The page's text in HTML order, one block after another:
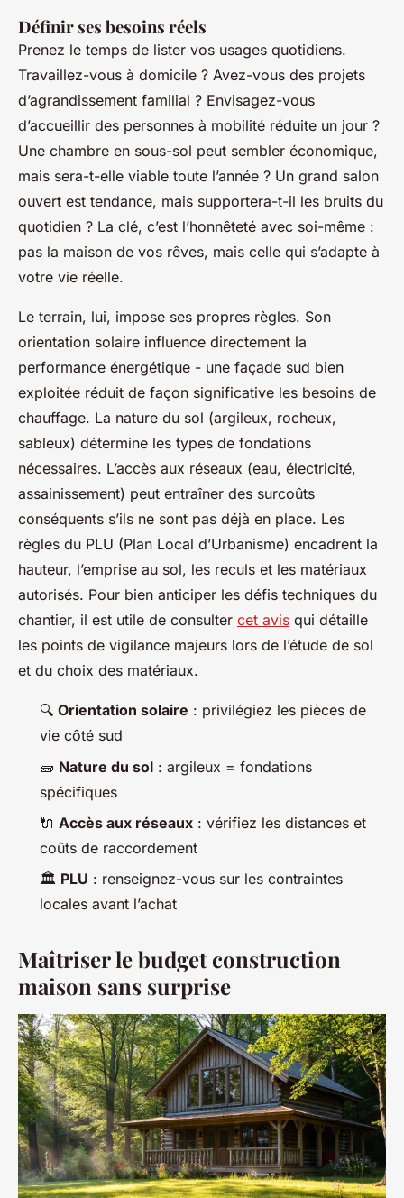
Définir ses besoins réels
Prenez le temps de lister vos usages quotidiens.
Travaillez-vous à domicile ? Avez-vous des projets
d’agrandissement familial ? Envisagez-vous
d’accueillir des personnes à mobilité réduite un jour ?
Une chambre en sous-sol peut sembler économique,
mais sera-t-elle viable toute l’année ? Un grand salon
ouvert est tendance, mais supportera-t-il les bruits du
quotidien ? La clé, c’est l’honnêteté avec soi-même :
pas la maison de vos rêves, mais celle qui s’adapte à
votre vie réelle.
Le terrain, lui, impose ses propres règles. Son
orientation solaire influence directement la
performance énergétique - une façade sud bien
exploitée réduit de façon significative les besoins de
chauffage. La nature du sol (argileux, rocheux,
sableux) détermine les types de fondations
nécessaires. L’accès aux réseaux (eau, électricité,
assainissement) peut entraîner des surcoûts
conséquents s’ils ne sont pas déjà en place. Les
règles du PLU (Plan Local d’Urbanisme) encadrent la
hauteur, l’emprise au sol, les reculs et les matériaux
autorisés. Pour bien anticiper les défis techniques du
chantier, il est utile de consulter cet avis qui détaille
les points de vigilance majeurs lors de l’étude de sol
et du choix des matériaux.
🔍 Orientation solaire : privilégiez les pièces de
vie côté sud
🧱 Nature du sol : argileux = fondations
spécifiques
🔌 Accès aux réseaux : vérifiez les distances et
coûts de raccordement
🏛️ PLU : renseignez-vous sur les contraintes
locales avant l’achat
Maîtriser le budget construction
maison sans surprise